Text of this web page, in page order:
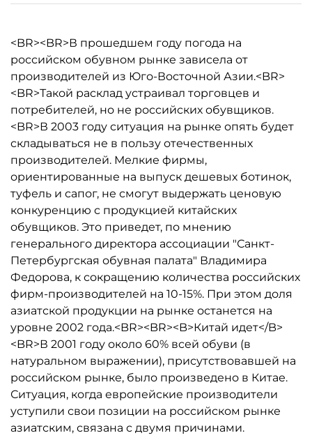
<BR><BR>В прошедшем году погода на
российском обувном рынке зависела от
производителей из Юго-Восточной Азии.<BR>
<BR>Такой расклад устраивал торговцев и
потребителей, но не российских обувщиков.
<BR>В 2003 году ситуация на рынке опять будет
складываться не в пользу отечественных
производителей. Мелкие фирмы,
ориентированные на выпуск дешевых ботинок,
туфель и сапог, не смогут выдержать ценовую
конкуренцию с продукцией китайских
обувщиков. Это приведет, по мнению
генерального директора ассоциации "Санкт-
Петербургская обувная палата" Владимира
Федорова, к сокращению количества российских
фирм-производителей на 10-15%. При этом доля
азиатской продукции на рынке останется на
уровне 2002 года.<BR><BR><B>Китай идет</B>
<BR>В 2001 году около 60% всей обуви (в
натуральном выражении), присутствовавшей на
российском рынке, было произведено в Китае.
Ситуация, когда европейские производители
уступили свои позиции на российском рынке
азиатским, связана с двумя причинами.